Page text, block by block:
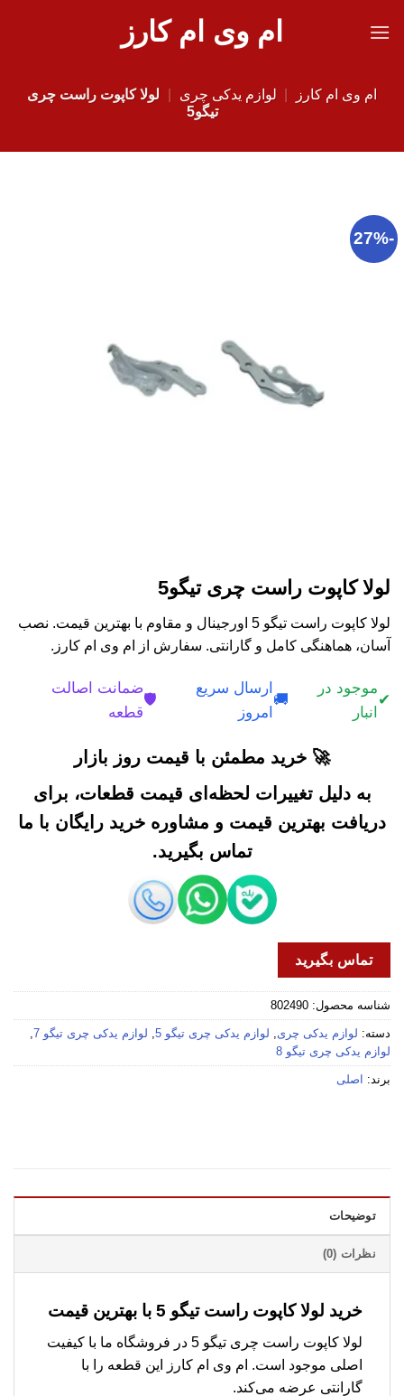
ام وی ام کارز
ام وی ام کارز لوازم یدکی چری
لولا کاپوت راست چری
تیگو5
-27%
لولا کاپوت راست چری تیگو5
لولا کاپوت راست تیگو 5 اورجینال و مقاوم با بهترین قیمت. نصب
آسان، هماهنگی کامل و گارانتی. سفارش از ام وی ام کارز.
✔
موجود در
انبار
🚚
ارسال سریع
امروز
🛡️
ضمانت اصالت
قطعه
🚀 خرید مطمئن با قیمت روز بازار
به دلیل تغییرات لحظه‌ای قیمت قطعات، برای
دریافت بهترین قیمت و مشاوره خرید رایگان با ما
تماس بگیرید.
تماس بگیرید
شناسه محصول: 802490
دسته: لوازم یدکی چری, لوازم یدکی چری تیگو 5 , لوازم یدکی چری تیگو 7
,
لوازم یدکی چری تیگو 8
برند: اصلی
توضیحات
نظرات (0)
خرید لولا کاپوت راست تیگو 5 با بهترین قیمت
لولا کاپوت راست چری تیگو 5 در فروشگاه ما با کیفیت
اصلی موجود است. ام وی ام کارز این قطعه را با
گارانتی عرضه می‌کند.